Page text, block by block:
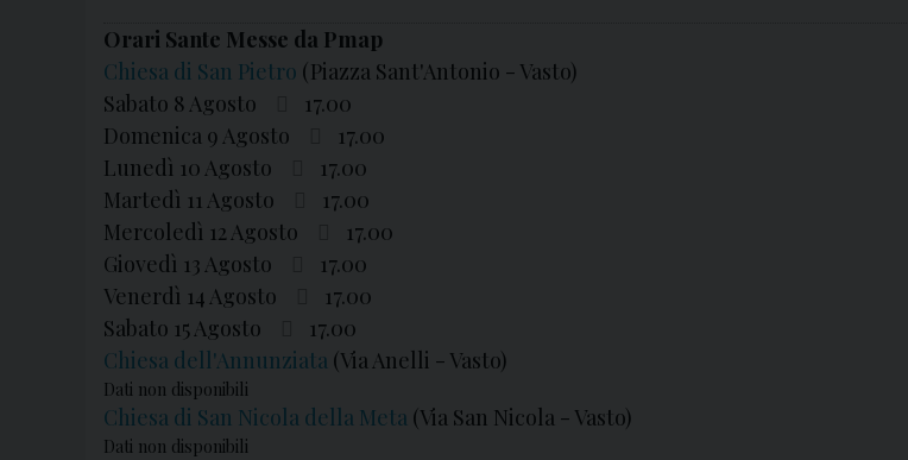
Orari Sante Messe da Pmap
Chiesa di San Pietro (Piazza Sant'Antonio - Vasto)
Sabato 8 Agosto
17.00
Domenica 9 Agosto
17.00
Lunedì 10 Agosto
17.00
Martedì 11 Agosto
17.00
Mercoledì 12 Agosto
17.00
Giovedì 13 Agosto
17.00
Venerdì 14 Agosto
17.00
Sabato 15 Agosto
17.00
Chiesa dell'Annunziata (Via Anelli - Vasto)
Dati non disponibili
Chiesa di San Nicola della Meta (Via San Nicola - Vasto)
Dati non disponibili